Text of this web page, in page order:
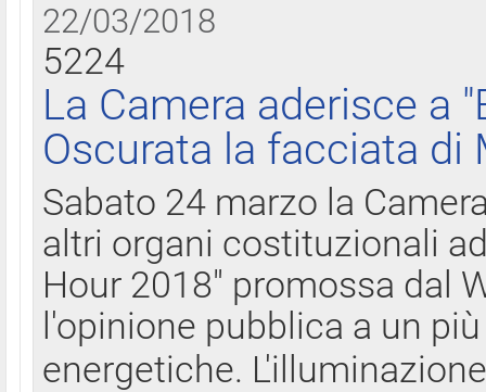
22/03/2018
5224
La Camera aderisce a
Oscurata la facciata di
Sabato 24 marzo la
altri organi costituzionali
Hour 2018" promossa dal
l'opinione pubblica a un
energetiche.